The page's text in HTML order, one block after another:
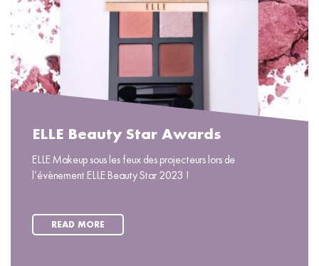
ELLE Beauty Star Awards
ELLE Makeup sous les feux des projecteurs lors de
l’évènement ELLE Beauty Star 2023 !
READ MORE